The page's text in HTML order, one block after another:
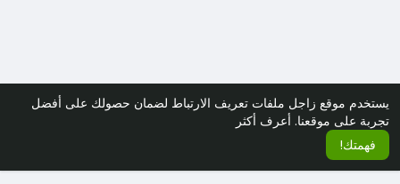
يستخدم موقع زاجل ملفات تعريف الارتباط لضمان حصولك على أفضل
تجربة على موقعنا. أعرف أكثر
فهمتك!